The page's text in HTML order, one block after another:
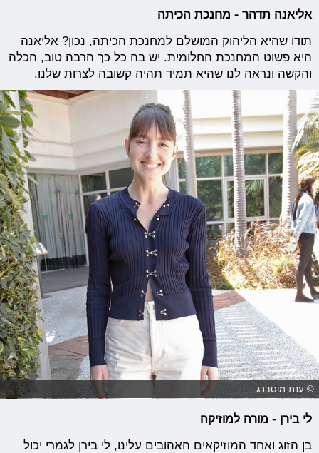
אליאנה תדהר - מחנכת הכיתה
תודו שהיא הליהוק המושלם למחנכת הכיתה, נכון? אליאנה
היא פשוט המחנכת החלומית. יש בה כל כך הרבה טוב, הכלה
והקשה ונראה לנו שהיא תמיד תהיה קשובה לצרות שלנו.
© ענת מוסברג
לי בירן - מורה למוזיקה
בן הזוג ואחד המוזיקאים האהובים עלינו, לי בירן לגמרי יכול